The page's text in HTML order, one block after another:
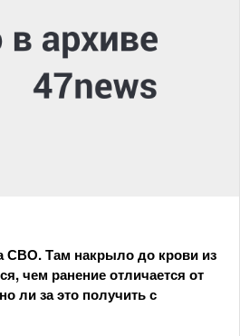
СВО. Там накрыло до крови из
чем ранение отличается от
ли за это получить с